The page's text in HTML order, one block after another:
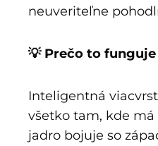
neuveriteľne
💡 Prečo to funguje
Inteligentná
všetko tam, kde
jadro bojuje so